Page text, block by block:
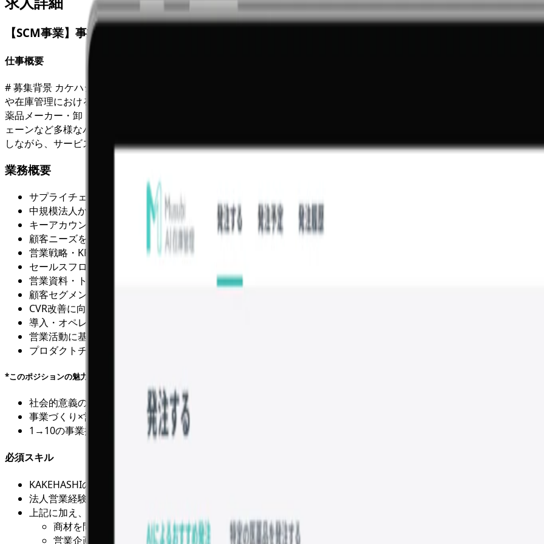
【SCM事業】事業開発
仕事概要
# 募集背景 カケハシでは「薬局体験の変革」を掲げ、これまで薬歴・服薬指導領域でサービスを展開してきました。新た
や在庫管理における業界課題を解決するべく事業を立ち上げております。すでに新規事業のトライアルを完了させ、現在
薬品メーカー・卸・薬局チェーンといった主要プレイヤーとの連携をさらに強化し、医薬品流通の課題解決と業界構造改
ェーンなど多様なパートナー企業とのアライアンスを通じて、事業成長のドライバーとしてご活躍いただきます。顧客の
しながら、サービスの磨き込み・改善にも関与。事業全体の進化をリードできる、チャレンジングで拡張性の高いポジショ
業務概要
サプライチェーン関連新規事業開発（スペシャリティ領域、大手薬局法人領域）
中規模法人からエンタープライズへの新事業に関わる営業活動
キーアカウント攻略に向けたアカウント戦略の立案
顧客ニーズを収集し、プロダクト改善や新規開発に反映するとともに、マーケティング施策を検討
営業戦略・KPIの設計と運用（目標設定、進捗管理、アクションプラン設計）
セールスフローの可視化と最適化（商談ステップの整理、SFA/CRM活用設計）
営業資料・トークスクリプト・提案テンプレートなどの整備・改善
顧客セグメント別の最適な営業戦略の立案
CVR改善に向けた仮説立案と営業チームとの連携による実行・検証
導入・オペレーションフローの業務設計・標準化（営業〜オペレーションチームとの協働）
営業活動に基づくインサイトの分析
プロダクトチームとの連携におけるフィードバックループ構築
*このポジションの魅力*
社会的意義のある事業：医薬品流通という国としても重要なインフラの課題解決に関われます
事業づくり×営業の経験：単なる「売る」だけでなく、サービスを一緒に磨き上げる過程に参加できます
1→10の事業拡大フェイズに関与：サービスの型化や組織強化にも取組み、チーム全体や事業の成功に直接貢献するこ
必須スキル
KAKEHASHIのミッション、ビジョン、バリューへの共感
法人営業経験 2〜3年以上（業界・商材不問）
上記に加え、以下のいずれか、またはそれに類するご経験
商材を問わず、大手企業（エンタープライズ）向けの営業経験
営業企画、事業企画、営業推進、またはコンサルティング業務のご経験